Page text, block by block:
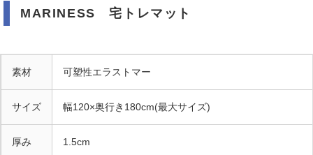
MARINESS 宅トレマット
素材 可塑性エラストマー
サイズ 幅120×奥行き180cm(最大サイズ)
厚み 1.5cm